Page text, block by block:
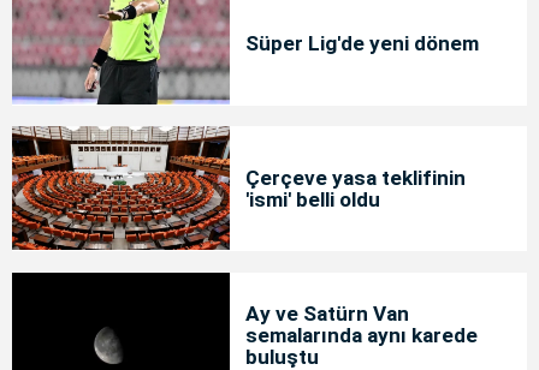
Süper Lig'de yeni dönem
Çerçeve yasa teklifinin
'ismi' belli oldu
Ay ve Satürn Van
semalarında aynı karede
buluştu